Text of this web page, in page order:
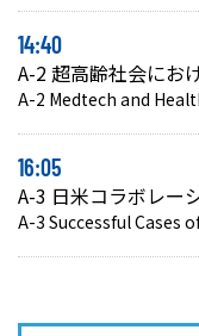
14:40
A-2 超高齢社会にお
A-2 Medtech and
16:05
A-3 日米コラボレー
A-3 Successful Cases